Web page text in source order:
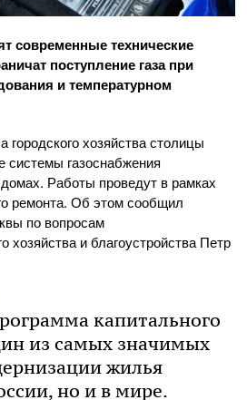
современные технические
поступление газа при
и температурном
хозяйства столицы
системы газоснабжения
Работы проведут в рамках
ремонта. Об этом сообщил
по вопросам
хозяйства и благоустройства Петр
капитального
из самых значимых
жилья
но и в мире.